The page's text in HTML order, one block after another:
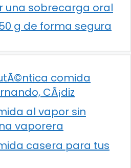
una sobrecarga oral
g de forma segura
comida
CÃ¡diz
al vapor sin
vaporera
casera para tus